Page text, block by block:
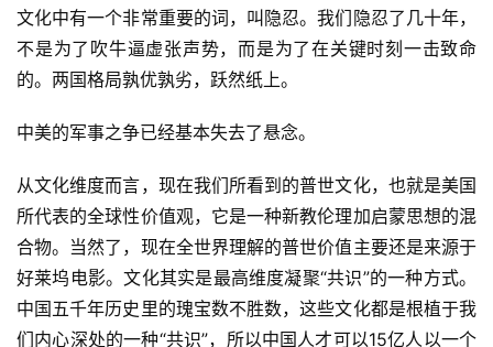
文化中有一个非常重要的词，叫隐忍。我们隐忍了几十年，
不是为了吹牛逼虚张声势，而是为了在关键时刻一击致命
的。两国格局孰优孰劣，跃然纸上。
中美的军事之争已经基本失去了悬念。
从文化维度而言，现在我们所看到的普世文化，也就是美国
所代表的全球性价值观，它是一种新教伦理加启蒙思想的混
合物。当然了，现在全世界理解的普世价值主要还是来源于
好莱坞电影。文化其实是最高维度凝聚“共识”的一种方式。
中国五千年历史里的瑰宝数不胜数，这些文化都是根植于我
们内心深处的一种“共识”，所以中国人才可以15亿人以一个